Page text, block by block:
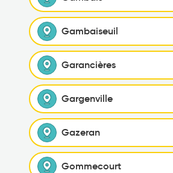
Gambaiseuil
Garancières
Gargenville
Gazeran
Gommecourt